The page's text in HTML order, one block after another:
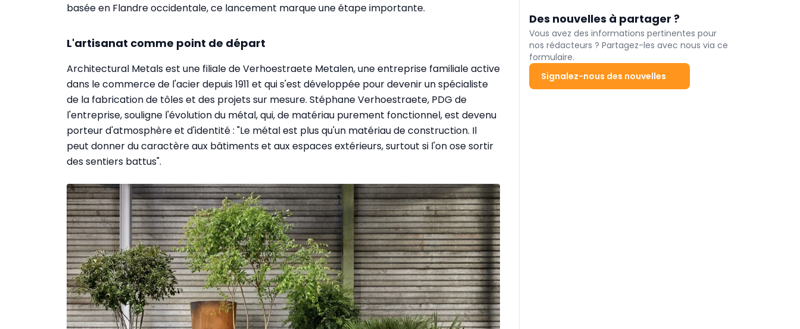
basée en Flandre occidentale, ce lancement marque une étape importante.
L'artisanat comme point de départ
Architectural Metals est une filiale de Verhoestraete Metalen, une entreprise familiale active
dans le commerce de l'acier depuis 1911 et qui s'est développée pour devenir un spécialiste
de la fabrication de tôles et des projets sur mesure. Stéphane Verhoestraete, PDG de
l'entreprise, souligne l'évolution du métal, qui, de matériau purement fonctionnel, est devenu
porteur d'atmosphère et d'identité : "Le métal est plus qu'un matériau de construction. Il
peut donner du caractère aux bâtiments et aux espaces extérieurs, surtout si l'on ose sortir
des sentiers battus".
Des nouvelles à partager ?
Vous avez des informations pertinentes pour
nos rédacteurs ? Partagez-les avec nous via ce
formulaire.
Signalez-nous des nouvelles